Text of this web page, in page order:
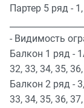
Партер 5 ряд -
- Видимость
Балкон 1 ряд -
32, 33, 34, 35,
Балкон 2 ряд -
33, 34, 35, 36,